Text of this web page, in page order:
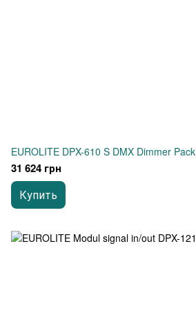
EUROLITE DPX-610 S DMX Dimmer Pack
31 624 грн
Купить